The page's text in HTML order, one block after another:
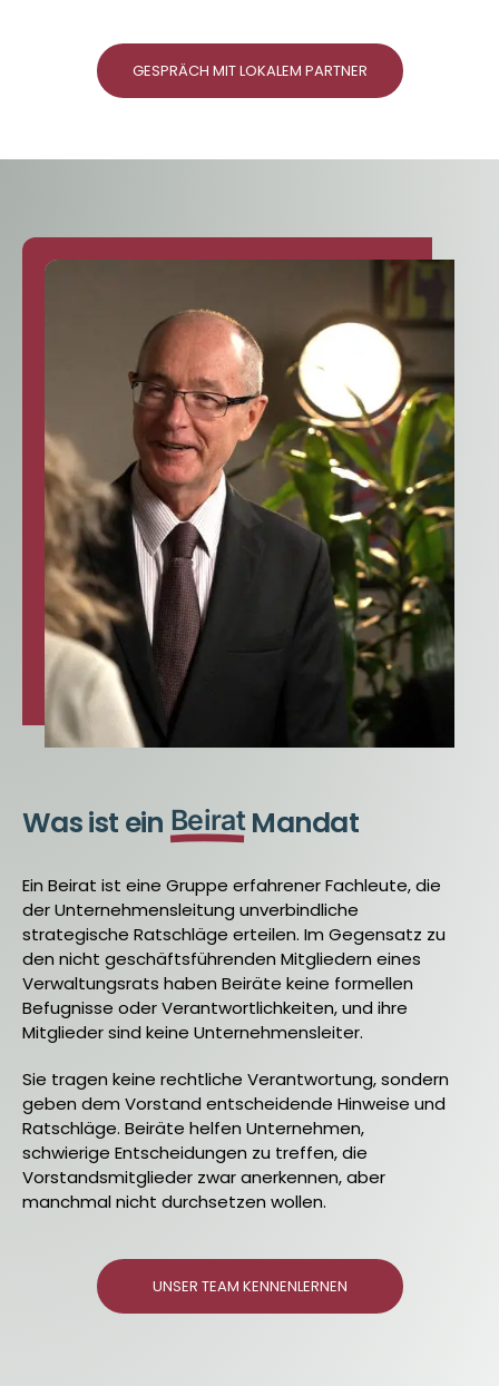
GESPRÄCH MIT LOKALEM PARTNER
Was ist ein BeiratMandat
Ein Beirat ist eine Gruppe erfahrener Fachleute, die
der Unternehmensleitung unverbindliche
strategische Ratschläge erteilen. Im Gegensatz zu
den nicht geschäftsführenden Mitgliedern eines
Verwaltungsrats haben Beiräte keine formellen
Befugnisse oder Verantwortlichkeiten, und ihre
Mitglieder sind keine Unternehmensleiter.
Sie tragen keine rechtliche Verantwortung, sondern
geben dem Vorstand entscheidende Hinweise und
Ratschläge. Beiräte helfen Unternehmen,
schwierige Entscheidungen zu treffen, die
Vorstandsmitglieder zwar anerkennen, aber
manchmal nicht durchsetzen wollen.
UNSER TEAM KENNENLERNEN